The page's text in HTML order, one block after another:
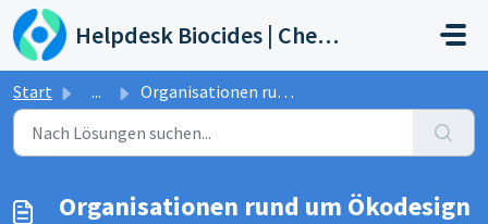
Zum hauptsächlichen Inhalt gehen
Helpdesk Biocides | Chemicals | Products
Start ... Organisationen rund um Ökodesign
Organisationen rund um Ökodesign